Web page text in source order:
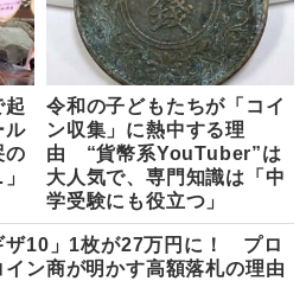
起
ル
の
令和の子どもたちが「コイ
ン収集」に熱中する理
由 “貨幣系YouTuber”は
大人気で、専門知識は「中
学受験にも役立つ」
ザ10」1枚が27万円に！ プロ
イン商が明かす高額落札の理由